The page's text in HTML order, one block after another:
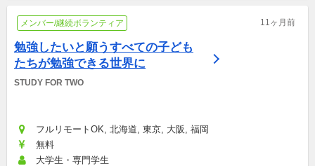
メンバー/継続ボランティア 11ヶ月前
勉強したいと願うすべての子ども
たちが勉強できる世界に
STUDY FOR TWO
フルリモートOK, 北海道, 東京, 大阪, 福岡
無料
大学生・専門学生